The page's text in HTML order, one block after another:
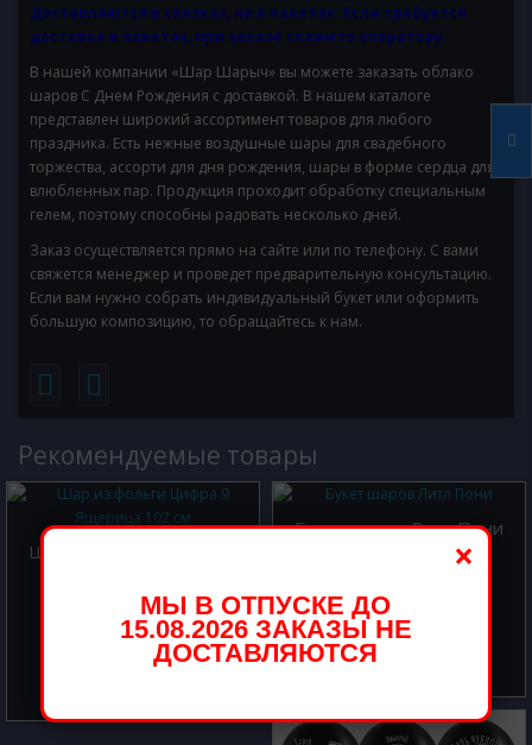
Доставляются в связках, не в пакетах. Если требуется
доставка в пакетах, при заказе скажите оператору.
В нашей компании «Шар Шарыч» вы можете заказать облако
шаров С Днем Рождения с доставкой. В нашем каталоге
представлен широкий ассортимент товаров для любого
праздника. Есть нежные воздушные шары для свадебного
торжества, ассорти для дня рождения, шары в форме сердца для
влюбленных пар. Продукция проходит обработку специальным
гелем, поэтому способны радовать несколько дней.
Заказ осуществляется прямо на сайте или по телефону. С вами
свяжется менеджер и проведет предварительную консультацию.
Если вам нужно собрать индивидуальный букет или оформить
большую композицию, то обращайтесь к нам.
Рекомендуемые товары
Шар из фольги Цифра 9
1000.00 р.
Букет шаров Литл Пони
×
МЫ В ОТПУСКЕ ДО
15.08.2026 ЗАКАЗЫ НЕ
ДОСТАВЛЯЮТСЯ